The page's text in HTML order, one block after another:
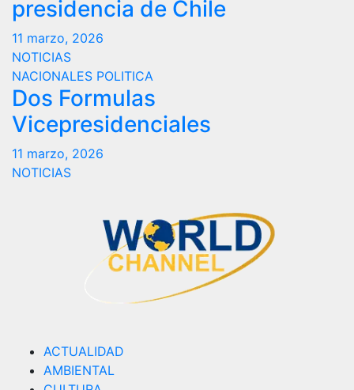
presidencia de Chile
11 marzo, 2026
NOTICIAS
NACIONALES POLITICA
Dos Formulas
Vicepresidenciales
11 marzo, 2026
NOTICIAS
ACTUALIDAD
AMBIENTAL